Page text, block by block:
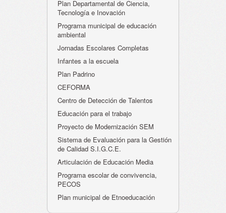
Plan Departamental de Ciencia,
Tecnología e Inovación
Programa municipal de educación
ambiental
Jornadas Escolares Completas
Infantes a la escuela
Plan Padrino
CEFORMA
Centro de Detección de Talentos
Educación para el trabajo
Proyecto de Modernización SEM
Sistema de Evaluación para la Gestión
de Calidad S.I.G.C.E.
Articulación de Educación Media
Programa escolar de convivencia,
PECOS
Plan municipal de Etnoeducación